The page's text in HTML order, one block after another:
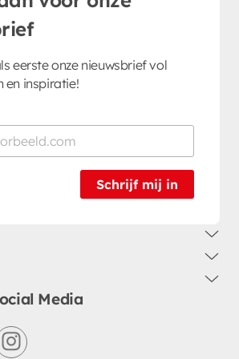
eerste onze nieuwsbrief vol
en inspiratie!
Schrijf mij in
Media
instagram